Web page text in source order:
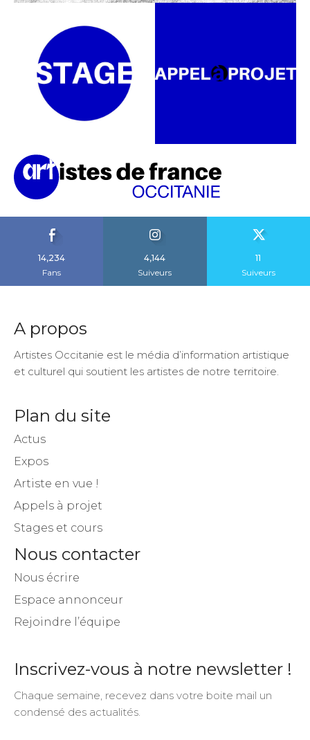
14,234
Fans
4,144
Suiveurs
11
Suiveurs
A propos
Artistes Occitanie est le média d’information artistique
et culturel qui soutient les artistes de notre territoire.
Plan du site
Actus
Expos
Artiste en vue !
Appels à projet
Stages et cours
Nous contacter
Nous écrire
Espace annonceur
Rejoindre l’équipe
Inscrivez-vous à notre newsletter !
Chaque semaine, recevez dans votre boite mail un
condensé des actualités.